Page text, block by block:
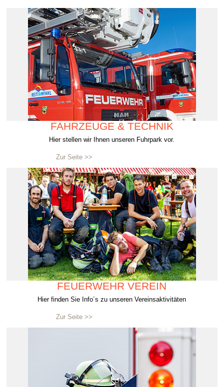
FAHRZEUGE & TECHNIK
Hier stellen wir Ihnen unseren Fuhrpark vor.
Zur Seite >>
FEUERWEHR VEREIN
Hier finden Sie Info´s zu unseren Vereinsaktivitäten
Zur Seite >>